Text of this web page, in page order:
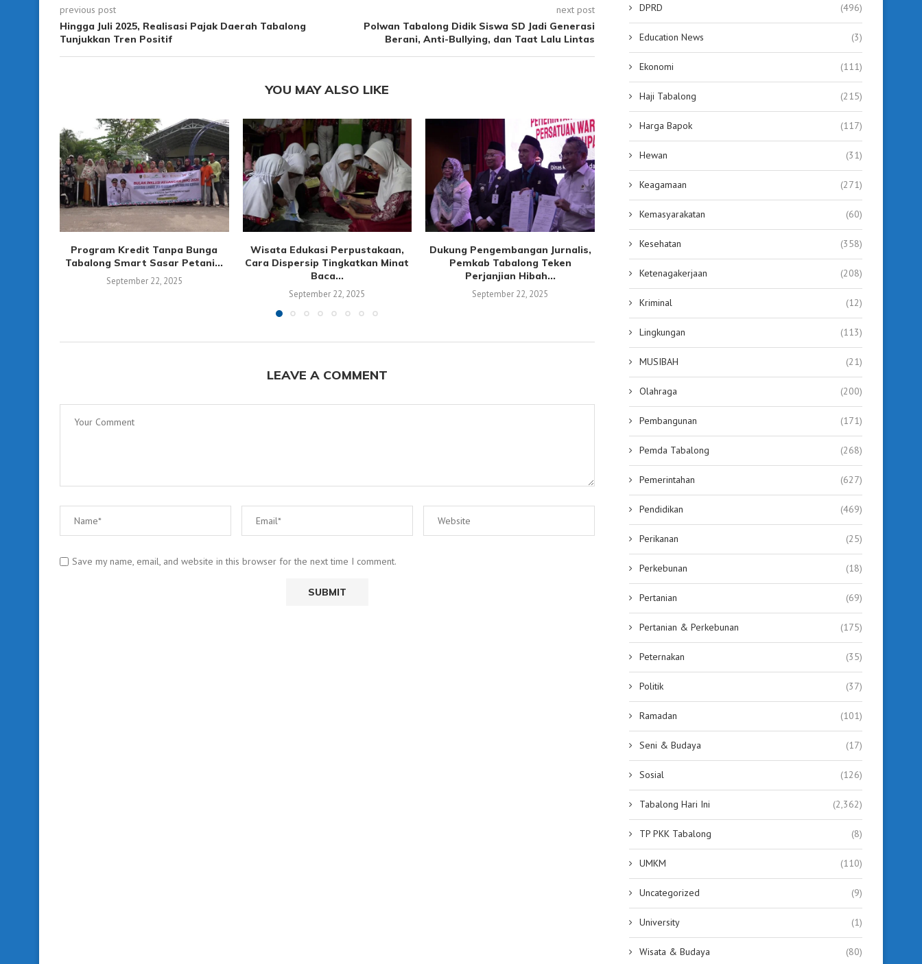
previous post
Hingga Juli 2025, Realisasi Pajak Daerah Tabalong
Tunjukkan Tren Positif
next post
Polwan Tabalong Didik Siswa SD Jadi Generasi
Berani, Anti-Bullying, dan Taat Lalu Lintas
YOU MAY ALSO LIKE
Program Kredit Tanpa Bunga
Tabalong Smart Sasar Petani...
September 22, 2025
Wisata Edukasi Perpustakaan,
Cara Dispersip Tingkatkan Minat
Baca...
September 22, 2025
Dukung Pengembangan Jurnalis,
Pemkab Tabalong Teken
Perjanjian Hibah...
September 22, 2025
Diskominfo Tabalong Ajak
Mahasiswa STIA Bijak dalam
Bermedia...
Gebyar Panutan 2025,
Tabalong Diminta Jadi
September 20, 2025
LEAVE A COMMENT
Save my name, email, and website in this browser for the next time I comment.
DPRD (496)
Education News (3)
Ekonomi (111)
Haji Tabalong (215)
Harga Bapok (117)
Hewan (31)
Keagamaan (271)
Kemasyarakatan (60)
Kesehatan (358)
Ketenagakerjaan (208)
Kriminal (12)
Lingkungan (113)
MUSIBAH (21)
Olahraga (200)
Pembangunan (171)
Pemda Tabalong (268)
Pemerintahan (627)
Pendidikan (469)
Perikanan (25)
Perkebunan (18)
Pertanian (69)
Pertanian & Perkebunan (175)
Peternakan (35)
Politik (37)
Ramadan (101)
Seni & Budaya (17)
Sosial (126)
Tabalong Hari Ini (2,362)
TP PKK Tabalong (8)
UMKM (110)
Uncategorized (9)
University (1)
Wisata & Budaya (80)